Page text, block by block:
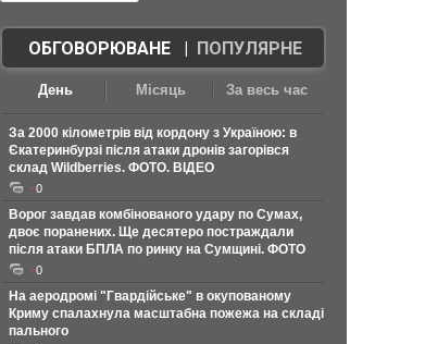
ОБГОВОРЮВАНЕ| ПОПУЛЯРНЕ
День Місяць За весь час
За 2000 кілометрів від кордону з Україною: в
Єкатеринбурзі після атаки дронів загорівся
склад Wildberries. ФОТО. ВІДЕО
0
Ворог завдав комбінованого удару по Сумах,
двоє поранених. Ще десятеро постраждали
після атаки БПЛА по ринку на Сумщині. ФОТО
0
На аеродромі "Гвардійське" в окупованому
Криму спалахнула масштабна пожежа на складі
пального